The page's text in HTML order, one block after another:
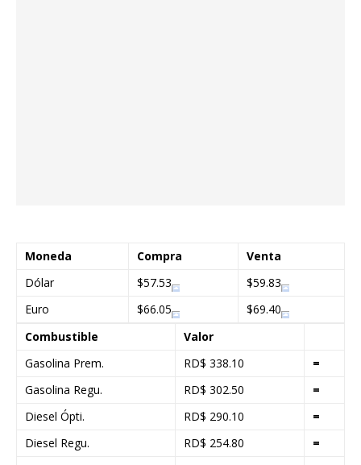
Moneda Compra
Venta
Dólar
$57.53
$59.83
Euro
$66.05
$69.40
Combustible
Valor
Gasolina Prem.
RD$ 338.10
=
Gasolina Regu.
RD$ 302.50
=
Diesel Ópti.
RD$ 290.10
=
Diesel Regu.
RD$ 254.80
=